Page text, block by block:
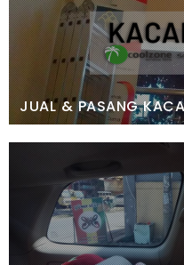
JUAL & PASANG